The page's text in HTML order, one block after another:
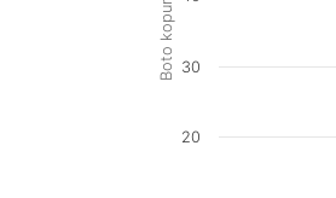
Boto kopurua
20
30